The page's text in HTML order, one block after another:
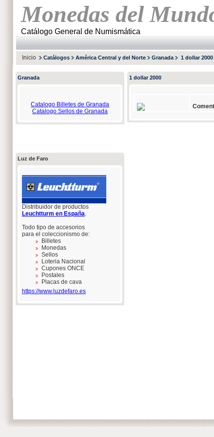
Monedas del
Catálogo General de Numismática
Inicio Catálogos América Central y del Norte Granada 1 dollar 2000
Granada
Catalogo Billetes de Granada
Catalogo Sellos de Granada
Luz de Faro
Distribuidor de productos
Leuchtturm en España.
Todo tipo de accesorios
para el coleccionismo de:
Billetes
Monedas
Sellos
Loteria Nacional
Cupones ONCE
Postales
Placas de cava
https://www.luzdefaro.es
1 dollar 2000